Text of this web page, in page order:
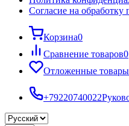
Согласие на
Корзина0
Сравнение товаров0
Отложенные товары
+79220740022